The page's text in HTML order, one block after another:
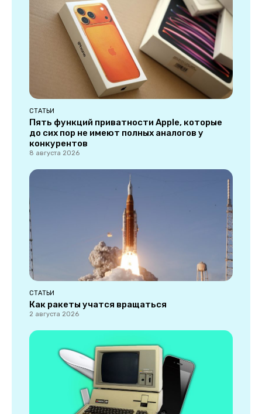
СТАТЬИ
Пять функций приватности Apple, которые
до сих пор не имеют полных аналогов у
конкурентов
8 августа 2026
СТАТЬИ
Как ракеты учатся вращаться
2 августа 2026